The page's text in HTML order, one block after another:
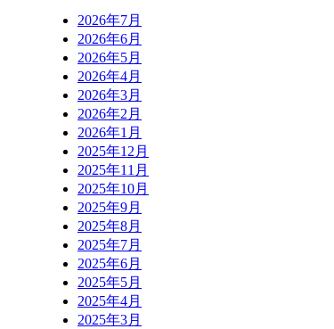
2026年7月
2026年6月
2026年5月
2026年4月
2026年3月
2026年2月
2026年1月
2025年12月
2025年11月
2025年10月
2025年9月
2025年8月
2025年7月
2025年6月
2025年5月
2025年4月
2025年3月